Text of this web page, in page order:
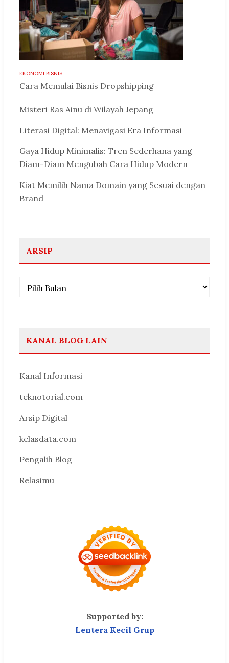
EKONOMI BISNIS
Cara Memulai Bisnis Dropshipping
Misteri Ras Ainu di Wilayah Jepang
Literasi Digital: Menavigasi Era Informasi
Gaya Hidup Minimalis: Tren Sederhana yang
Diam-Diam Mengubah Cara Hidup Modern
Kiat Memilih Nama Domain yang Sesuai dengan
Brand
ARSIP
Arsip
KANAL BLOG LAIN
Kanal Informasi
teknotorial.com
Arsip Digital
kelasdata.com
Pengalih Blog
Relasimu
Supported by:
Lentera Kecil Grup